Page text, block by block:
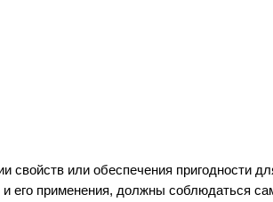
или обеспечения пригодности
его применения, должны соблюдаться